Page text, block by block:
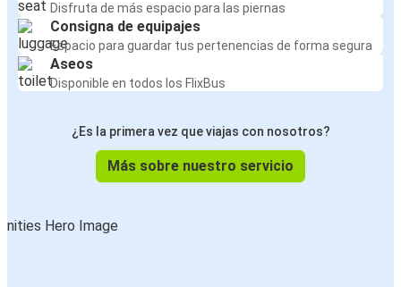
Disfruta de más espacio para las piernas
Consigna de equipajes
Espacio para guardar tus pertenencias de forma segura
Aseos
Disponible en todos los FlixBus
¿Es la primera vez que viajas con nosotros?
Más sobre nuestro servicio